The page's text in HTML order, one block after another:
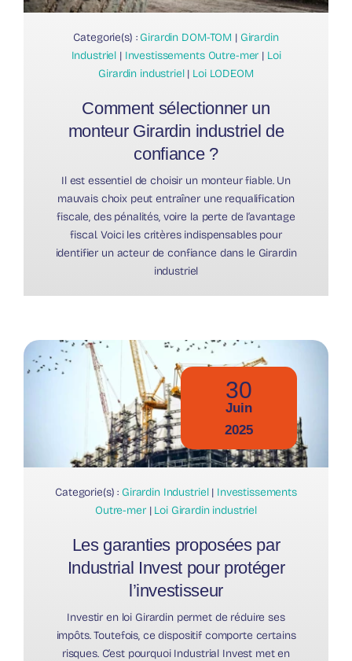
Categorie(s) : Girardin DOM-TOM | Girardin
Industriel | Investissements Outre-mer | Loi
Girardin industriel| Loi LODEOM
Comment sélectionner un
monteur Girardin industriel de
confiance ?
Il est essentiel de choisir un monteur fiable. Un
mauvais choix peut entraîner une requalification
fiscale, des pénalités, voire la perte de l’avantage
fiscal. Voici les critères indispensables pour
identifier un acteur de confiance dans le Girardin
industriel
30
Juin
2025
Categorie(s) : Girardin Industriel| Investissements
Outre-mer| Loi Girardin industriel
Les garanties proposées par
Industrial Invest pour protéger
l’investisseur
Investir en loi Girardin permet de réduire ses
impôts. Toutefois, ce dispositif comporte certains
risques. C’est pourquoi Industrial Invest met en